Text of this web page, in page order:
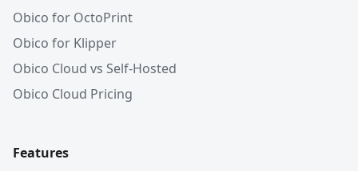
Obico for OctoPrint
Obico for Klipper
Obico Cloud vs Self-Hosted
Obico Cloud Pricing
Features